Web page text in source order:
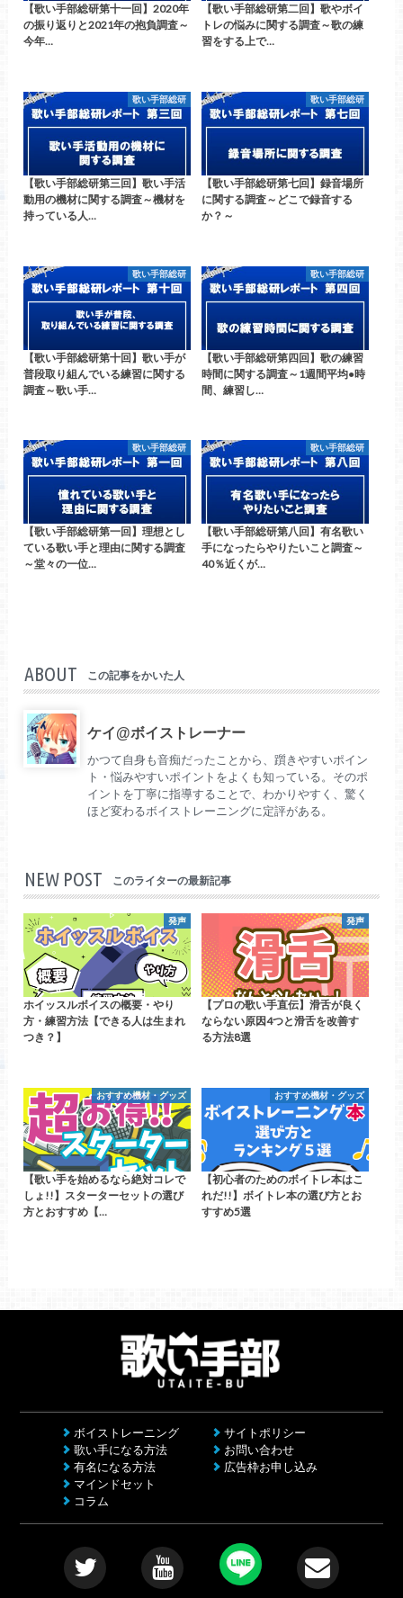
【歌い手部総研第十一回】2020年
の振り返りと2021年の抱負調査～
今年…
【歌い手部総研第二回】歌やボイ
トレの悩みに関する調査～歌の練
習をする上で…
歌い手部総研
【歌い手部総研第三回】歌い手活
動用の機材に関する調査～機材を
持っている人…
歌い手部総研
【歌い手部総研第七回】録音場所
に関する調査～どこで録音する
か？～
歌い手部総研
【歌い手部総研第十回】歌い手が
普段取り組んでいる練習に関する
調査～歌い手…
歌い手部総研
【歌い手部総研第四回】歌の練習
時間に関する調査～1週間平均●時
間、練習し…
歌い手部総研
【歌い手部総研第一回】理想とし
ている歌い手と理由に関する調査
～堂々の一位…
歌い手部総研
【歌い手部総研第八回】有名歌い
手になったらやりたいこと調査～
40％近くが…
ABOUT この記事をかいた人
ケイ@ボイストレーナー
かつて自身も音痴だったことから、躓きやすいポイン
ト・悩みやすいポイントをよくも知っている。そのポ
イントを丁寧に指導することで、わかりやすく、驚く
ほど変わるボイストレーニングに定評がある。
NEW POST このライターの最新記事
発声
ホイッスルボイスの概要・やり
方・練習方法【できる人は生まれ
つき？】
発声
【プロの歌い手直伝】滑舌が良く
ならない原因4つと滑舌を改善す
る方法8選
おすすめ機材・グッズ
【歌い手を始めるなら絶対コレで
しょ!!】スターターセットの選び
方とおすすめ【…
おすすめ機材・グッズ
【初心者のためのボイトレ本はこ
れだ!!】ボイトレ本の選び方とお
すすめ5選
ボイストレーニング
歌い手になる方法
有名になる方法
マインドセット
コラム
サイトポリシー
お問い合わせ
広告枠お申し込み